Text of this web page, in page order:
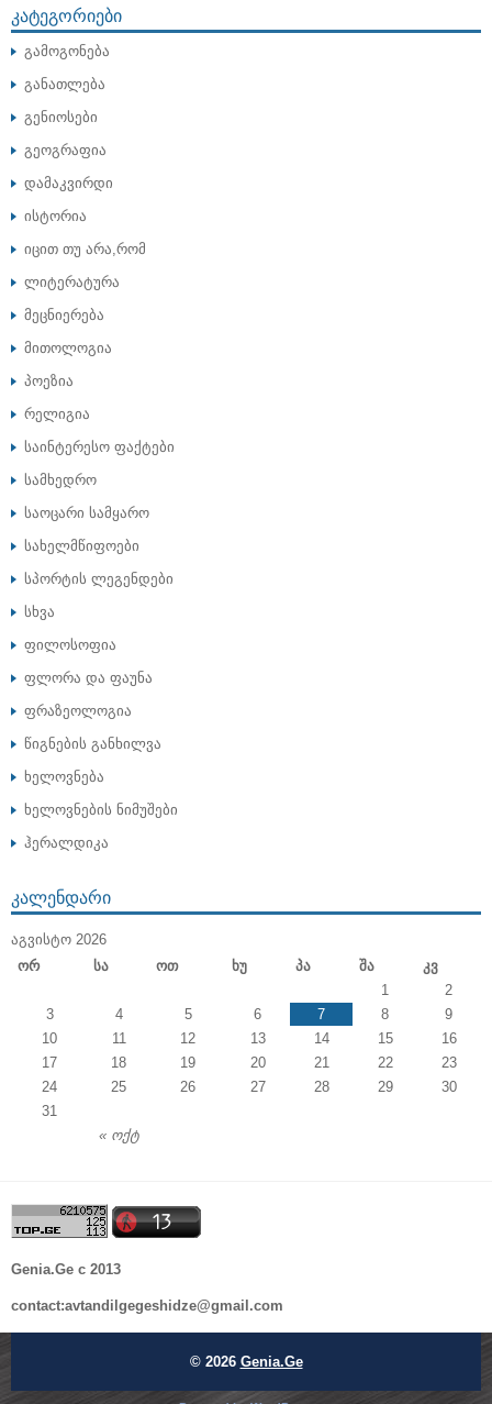
ᲙᲐᲢᲔᲒᲝᲠᲘᲔᲑᲘ
გამოგონება
განათლება
გენიოსები
გეოგრაფია
დამაკვირდი
ისტორია
იცით თუ არა,რომ
ლიტერატურა
მეცნიერება
მითოლოგია
პოეზია
რელიგია
საინტერესო ფაქტები
სამხედრო
საოცარი სამყარო
სახელმწიფოები
სპორტის ლეგენდები
სხვა
ფილოსოფია
ფლორა და ფაუნა
ფრაზეოლოგია
წიგნების განხილვა
ხელოვნება
ხელოვნების ნიმუშები
ჰერალდიკა
ᲙᲐᲚᲔᲜᲓᲐᲠᲘ
ᲐᲒᲕᲘᲡᲢᲝ 2026
Ორ
Სა Ოთ Ხუ Პა Შა Კვ
« ოქტ
1
2
3
4 5 6 7 8
9
10
11 12 13 14 15
16
17
18 19 20 21 22
23
24
25 26 27 28 29
30
31
Genia.Ge c 2013
contact:avtandilgegeshidze@gmail.com
© 2026 Genia.Ge